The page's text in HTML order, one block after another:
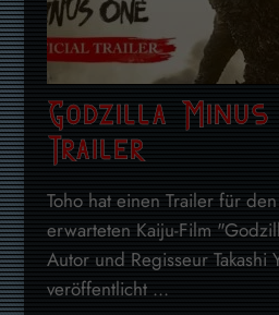
Godzilla
Trailer
Toho hat einen Trailer für
erwarteten Kaiju-Film
Autor und Regisseur Takashi
veröffentlicht ...